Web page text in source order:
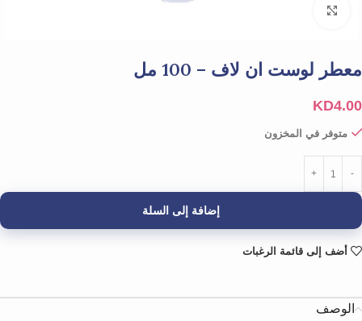
معطر لوست ان لاف – 100 مل
KD4.00
متوفر في المخزون
إضافة إلى السلة
أضف إلى قائمة الرغبات
الوصف